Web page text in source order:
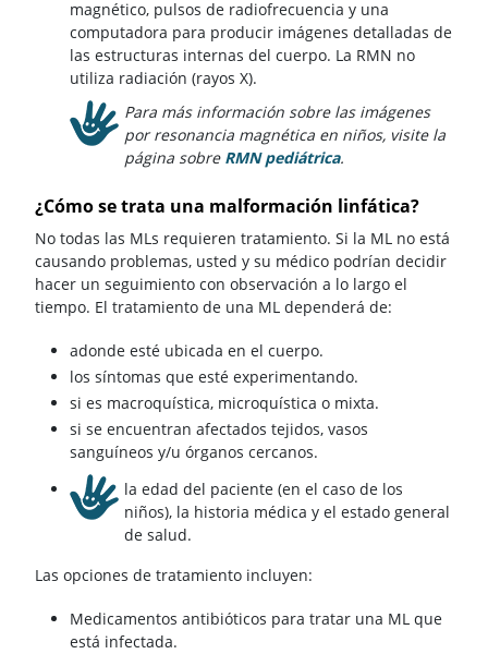
magnético, pulsos de radiofrecuencia y una
computadora para producir imágenes detalladas de
las estructuras internas del cuerpo. La RMN no
utiliza radiación (rayos X).
Para más información sobre las imágenes
por resonancia magnética en niños, visite la
página sobre RMN pediátrica.
¿Cómo se trata una malformación linfática?
No todas las MLs requieren tratamiento. Si la ML no está
causando problemas, usted y su médico podrían decidir
hacer un seguimiento con observación a lo largo el
tiempo. El tratamiento de una ML dependerá de:
adonde esté ubicada en el cuerpo.
los síntomas que esté experimentando.
si es macroquística, microquística o mixta.
si se encuentran afectados tejidos, vasos
sanguíneos y/u órganos cercanos.
la edad del paciente (en el caso de los
niños), la historia médica y el estado general
de salud.
Las opciones de tratamiento incluyen:
Medicamentos antibióticos para tratar una ML que
está infectada.